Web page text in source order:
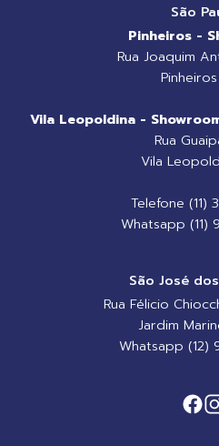
São
Pinheiros -
Rua Joaquim
Vila Leopoldina -
Rua
Vila
Telefone (11)
Whatsapp (11)
São José
Rua Félicio
Jardim
Whatsapp (12)